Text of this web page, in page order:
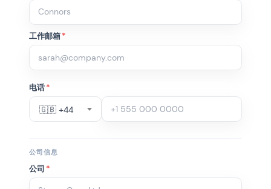
工作邮箱*
电话*
🇬🇧 +44
公司信息
公司 *